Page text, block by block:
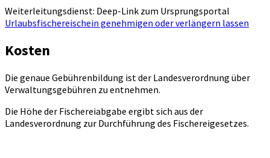
Weiterleitungsdienst: Deep-Link zum Ursprungsportal
Urlaubsfischereischein genehmigen oder verlängern lassen
Kosten
Die genaue Gebührenbildung ist der Landesverordnung über
Verwaltungsgebühren zu entnehmen.
Die Höhe der Fischereiabgabe ergibt sich aus der
Landesverordnung zur Durchführung des Fischereigesetzes.